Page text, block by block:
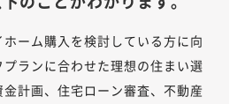
ーム購入を検討している方に向
ランに合わせた理想の住まい選
計画、住宅ローン審査、不動産